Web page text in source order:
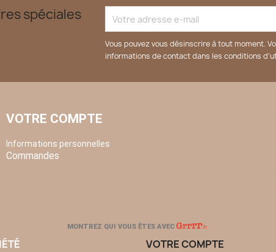
spéciales
Vous pouvez vous désinscrire à tout moment.
informations de contact dans les conditions
VOTRE COMPTE
Informations personnelles
Commandes
MONTREZ QUI VOUS ÊTES AVEC
VOTRE COMPTE